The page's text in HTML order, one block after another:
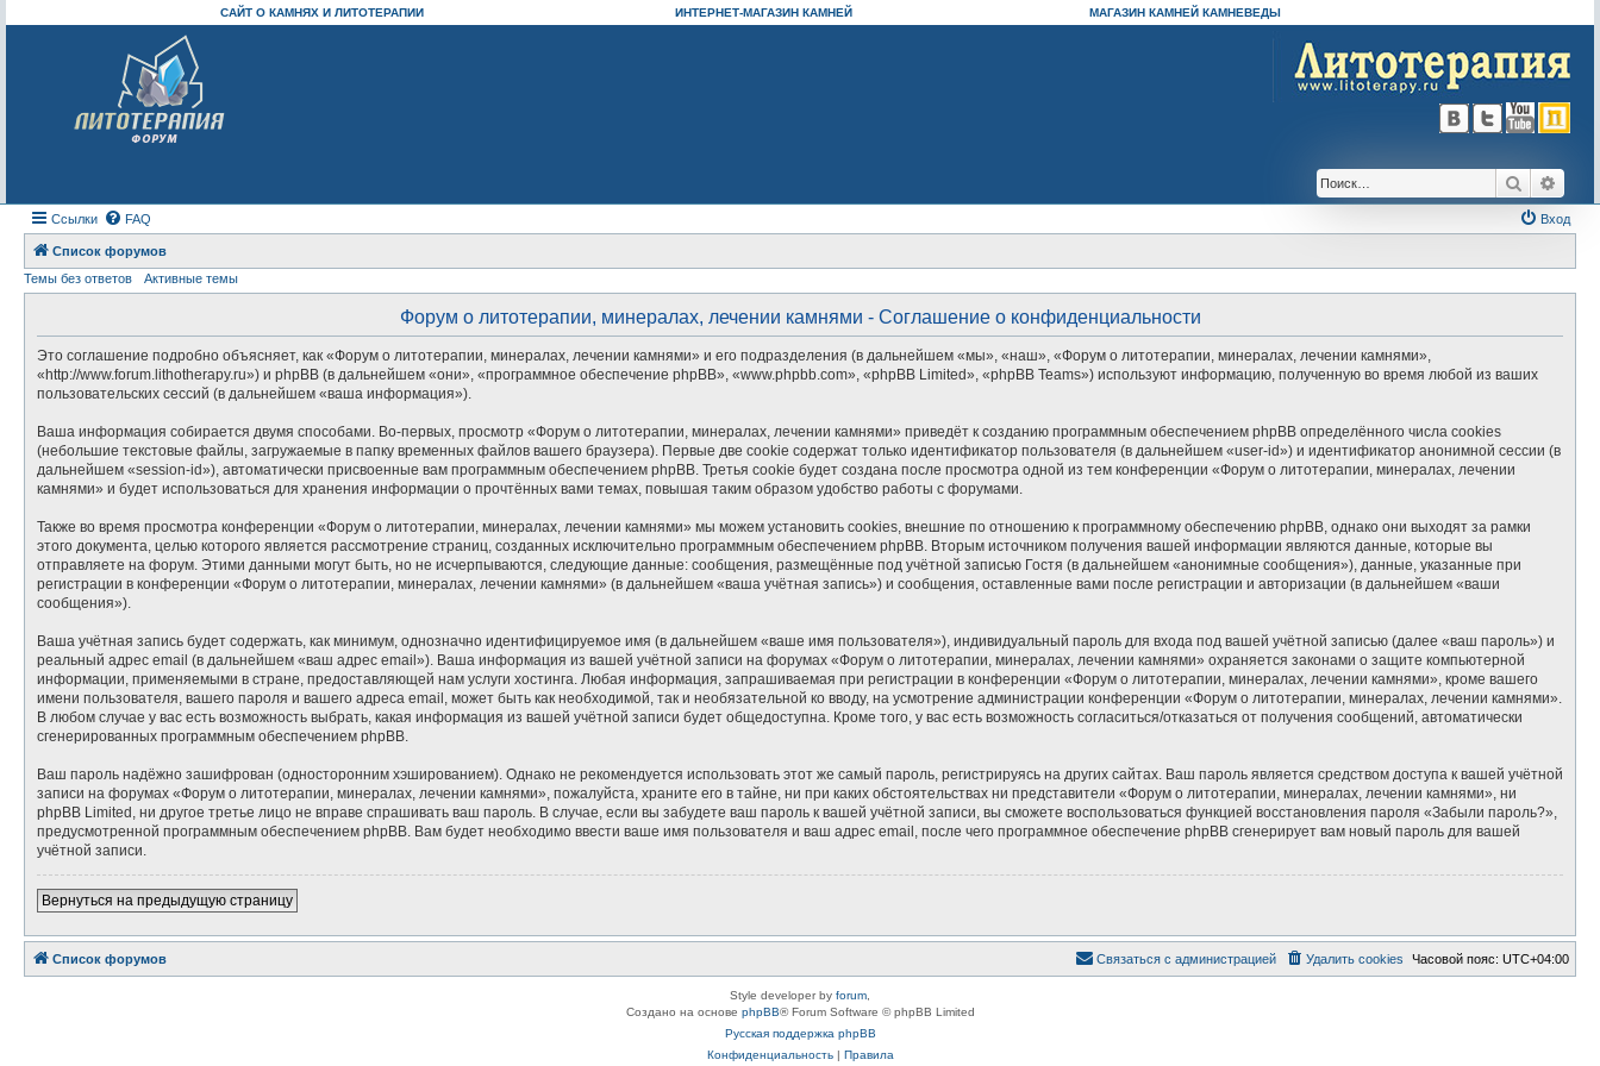
САЙТ О КАМНЯХ И ЛИТОТЕРАПИИ ИНТЕРНЕТ-МАГАЗИН КАМНЕЙ МАГАЗИН КАМНЕЙ КАМНЕВЕДЫ
Поиск
Ссылки FAQ Вход
Список форумов
Темы без ответов
Активные темы
Форум о литотерапии, минералах, лечении камнями - Соглашение о конфиденциальности
Это соглашение подробно объясняет, как «Форум о литотерапии, минералах, лечении камнями» и его подразделения (в дальнейшем «мы», «наш», «Форум о литотерапии, минералах, лечении камнями»,
«http://www.forum.lithotherapy.ru») и phpBB (в дальнейшем «они», «программное обеспечение phpBB», «www.phpbb.com», «phpBB Limited», «phpBB Teams») используют информацию, полученную во время любой из ваших
пользовательских сессий (в дальнейшем «ваша информация»).
Ваша информация собирается двумя способами. Во-первых, просмотр «Форум о литотерапии, минералах, лечении камнями» приведёт к созданию программным обеспечением phpBB определённого числа cookies
(небольшие текстовые файлы, загружаемые в папку временных файлов вашего браузера). Первые две cookie содержат только идентификатор пользователя (в дальнейшем «user-id») и идентификатор анонимной сессии (в
дальнейшем «session-id»), автоматически присвоенные вам программным обеспечением phpBB. Третья cookie будет создана после просмотра одной из тем конференции «Форум о литотерапии, минералах, лечении
камнями» и будет использоваться для хранения информации о прочтённых вами темах, повышая таким образом удобство работы с форумами.
Также во время просмотра конференции «Форум о литотерапии, минералах, лечении камнями» мы можем установить cookies, внешние по отношению к программному обеспечению phpBB, однако они выходят за рамки
этого документа, целью которого является рассмотрение страниц, созданных исключительно программным обеспечением phpBB. Вторым источником получения вашей информации являются данные, которые вы
отправляете на форум. Этими данными могут быть, но не исчерпываются, следующие данные: сообщения, размещённые под учётной записью Гостя (в дальнейшем «анонимные сообщения»), данные, указанные при
регистрации в конференции «Форум о литотерапии, минералах, лечении камнями» (в дальнейшем «ваша учётная запись») и сообщения, оставленные вами после регистрации и авторизации (в дальнейшем «ваши
сообщения»).
Ваша учётная запись будет содержать, как минимум, однозначно идентифицируемое имя (в дальнейшем «ваше имя пользователя»), индивидуальный пароль для входа под вашей учётной записью (далее «ваш пароль») и
реальный адрес email (в дальнейшем «ваш адрес email»). Ваша информация из вашей учётной записи на форумах «Форум о литотерапии, минералах, лечении камнями» охраняется законами о защите компьютерной
информации, применяемыми в стране, предоставляющей нам услуги хостинга. Любая информация, запрашиваемая при регистрации в конференции «Форум о литотерапии, минералах, лечении камнями», кроме вашего
имени пользователя, вашего пароля и вашего адреса email, может быть как необходимой, так и необязательной ко вводу, на усмотрение администрации конференции «Форум о литотерапии, минералах, лечении камнями».
В любом случае у вас есть возможность выбрать, какая информация из вашей учётной записи будет общедоступна. Кроме того, у вас есть возможность согласиться/отказаться от получения сообщений, автоматически
сгенерированных программным обеспечением phpBB.
Ваш пароль надёжно зашифрован (односторонним хэшированием). Однако не рекомендуется использовать этот же самый пароль, регистрируясь на других сайтах. Ваш пароль является средством доступа к вашей учётной
записи на форумах «Форум о литотерапии, минералах, лечении камнями», пожалуйста, храните его в тайне, ни при каких обстоятельствах ни представители «Форум о литотерапии, минералах, лечении камнями», ни
phpBB Limited, ни другое третье лицо не вправе спрашивать ваш пароль. В случае, если вы забудете ваш пароль к вашей учётной записи, вы сможете воспользоваться функцией восстановления пароля «Забыли пароль?»,
предусмотренной программным обеспечением phpBB. Вам будет необходимо ввести ваше имя пользователя и ваш адрес email, после чего программное обеспечение phpBB сгенерирует вам новый пароль для вашей
учётной записи.
Вернуться на предыдущую страницу
Список форумов Часовой пояс: UTC+04:00
Удалить cookies
Связаться с администрацией
Style developer by forum
Создано на основе phpBB® Forum Software © phpBB Limited
Русская поддержка phpBB
Конфиденциальность| Правила